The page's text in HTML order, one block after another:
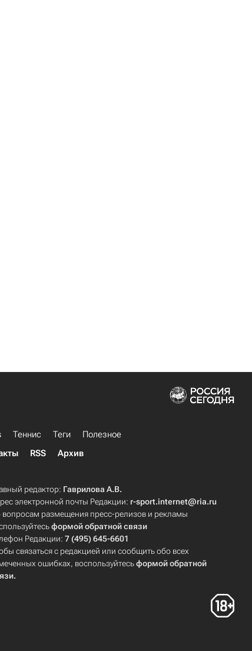
Теннис Теги
Полезное
RSS Архив
редактор: Гаврилова А.В.
электронной почты Редакции: r-sport.internet@ria.ru
вопросам размещения пресс-релизов и рекламы
формой обратной связи
Редакции:7 (495) 645-6601
связаться с редакцией или сообщить обо всех
ошибках, воспользуйтесьформой обратной
.